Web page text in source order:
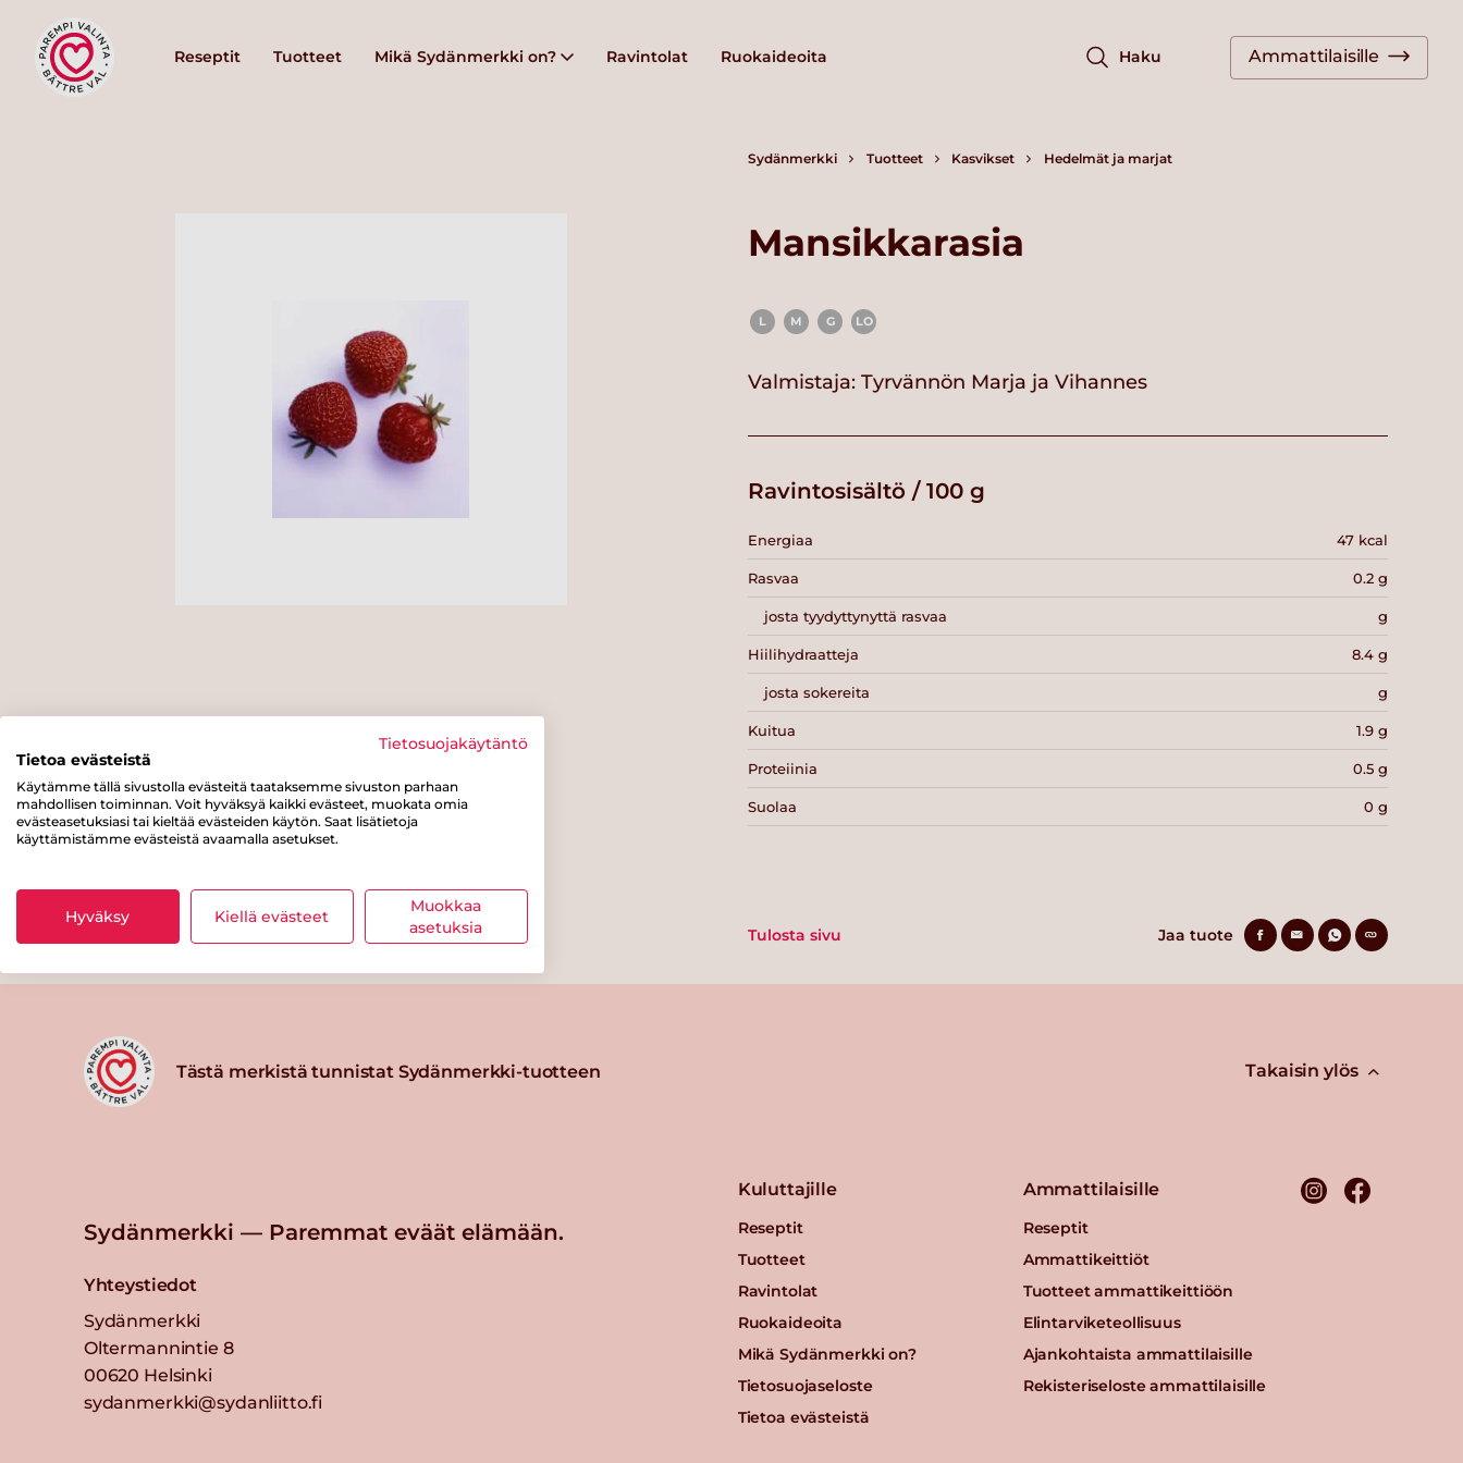
Reseptit Tuotteet Mikä Sydänmerkki on? Ravintolat Ruokaideoita Haku Ammattilaisille
Sydänmerkki Tuotteet Kasvikset Hedelmät ja marjat
Mansikkarasia
L M G LO
Valmistaja: Tyrvännön Marja ja Vihannes
Ravintosisältö / 100 g
Energiaa 47 kcal
Rasvaa 0.2 g
josta tyydyttynyttä rasvaa g
Hiilihydraatteja 8.4 g
josta sokereita g
Kuitua 1.9 g
Proteiinia 0.5 g
Suolaa 0 g
Tulosta sivu Jaa tuote
Tästä merkistä tunnistat Sydänmerkki-tuotteen Takaisin ylös
Sydänmerkki — Paremmat eväät elämään.
Yhteystiedot
Sydänmerkki
Oltermannintie 8
00620 Helsinki
sydanmerkki@sydanliitto.fi
Kuluttajille
Reseptit
Tuotteet
Ravintolat
Ruokaideoita
Mikä Sydänmerkki on?
Tietosuojaseloste
Tietoa evästeistä
Ammattilaisille
Reseptit
Ammattikeittiöt
Tuotteet ammattikeittiöön
Elintarviketeollisuus
Ajankohtaista ammattilaisille
Rekisteriseloste ammattilaisille
Tietosuojakäytäntö
Tietoa evästeistä
Käytämme tällä sivustolla evästeitä taataksemme sivuston parhaan
mahdollisen toiminnan. Voit hyväksyä kaikki evästeet, muokata omia
evästeasetuksiasi tai kieltää evästeiden käytön. Saat lisätietoja
käyttämistämme evästeistä avaamalla asetukset.
Hyväksy Kiellä evästeet
Muokkaa
asetuksia